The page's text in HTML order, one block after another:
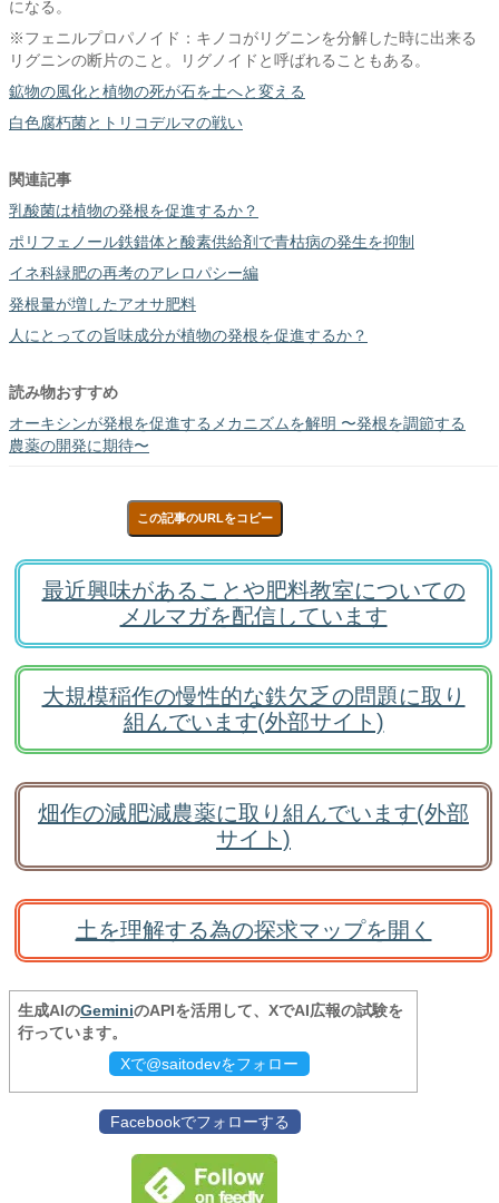
になる。
※フェニルプロパノイド：キノコがリグニンを分解した時に出来る
リグニンの断片のこと。リグノイドと呼ばれることもある。
鉱物の風化と植物の死が石を土へと変える
白色腐朽菌とトリコデルマの戦い
関連記事
乳酸菌は植物の発根を促進するか？
ポリフェノール鉄錯体と酸素供給剤で青枯病の発生を抑制
イネ科緑肥の再考のアレロパシー編
発根量が増したアオサ肥料
人にとっての旨味成分が植物の発根を促進するか？
読み物おすすめ
オーキシンが発根を促進するメカニズムを解明 〜発根を調節する
農薬の開発に期待〜
この記事のURLをコピー
最近興味があることや肥料教室についての
メルマガを配信しています
大規模稲作の慢性的な鉄欠乏の問題に取り
組んでいます(外部サイト)
畑作の減肥減農薬に取り組んでいます(外部
サイト)
土を理解する為の探求マップを開く
生成AIのGeminiのAPIを活用して、XでAI広報の試験を
行っています。
Xで@saitodevをフォロー
Facebookでフォローする